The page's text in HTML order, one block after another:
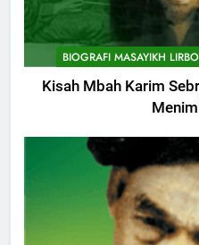
BIOGRAFI MASAYIKH
Kisah Mbah Karim